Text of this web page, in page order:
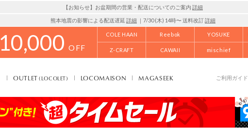
【お知らせ】お盆期間の営業・配送についてのご案内 詳細
熊本地震の影響による配送遅延 詳細 ｜7/30 (木) 14時〜 送料改訂詳細
10,000 OFF
COLE HAAN Reebok YOSUKE
Z-CRAFT CAWAII mischief
OUTLET(LOCOLET) LOCOMAISON MAGASEEK ご利用ガイド